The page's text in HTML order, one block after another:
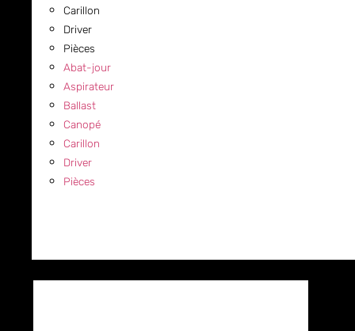
Carillon
Driver
Pièces
Abat-jour
Aspirateur
Ballast
Canopé
Carillon
Driver
Pièces